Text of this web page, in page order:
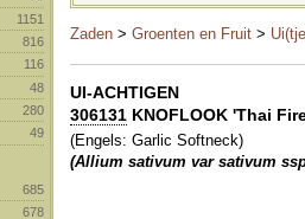
1151
816
116
48
280
49
685
678
Zaden > Groenten en Fruit >
UI-ACHTIGEN
306131 KNOFLOOK 'Thai
(Engels: Garlic Softneck)
(Allium sativum var sativum